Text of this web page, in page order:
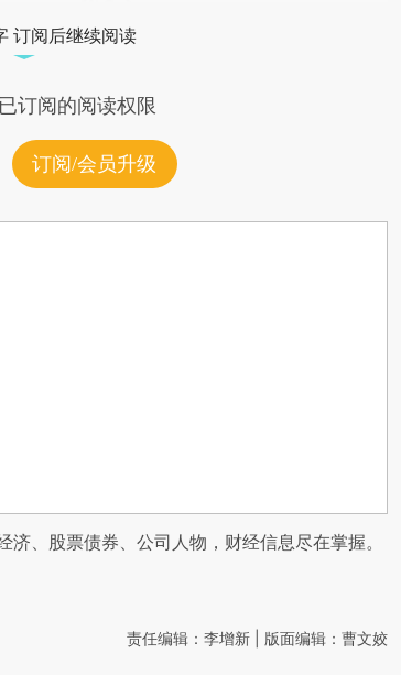
订阅后继续阅读
订阅的阅读权限
订阅/会员升级
济、股票债券、公司人物，财经信息尽在掌握。
责任编辑：李增新 | 版面编辑：曹文姣